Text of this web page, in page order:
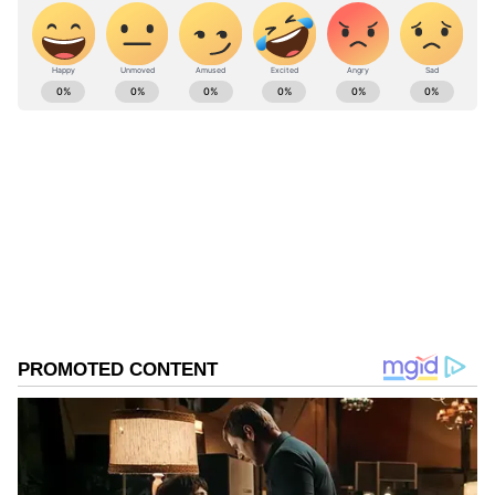
ಹೆಸರುಗಳು ಒಂದೇ ರೀತಿಯ ಉಚ್ಚಾರಣೆಯನ್ನು ಹೊಂದಿವೆ.
ABOUT THE AUTHOR